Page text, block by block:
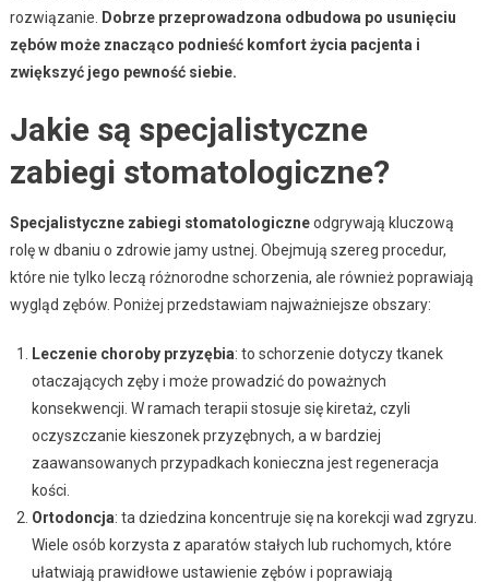
rozwiązanie.
Dobrze przeprowadzona odbudowa po usunięciu
zębów może znacząco podnieść komfort życia pacjenta i
zwiększyć jego pewność siebie.
Jakie są specjalistyczne
zabiegi stomatologiczne?
Specjalistyczne zabiegi stomatologiczneodgrywają kluczową
rolę w dbaniu o zdrowie jamy ustnej. Obejmują szereg procedur,
które nie tylko leczą różnorodne schorzenia, ale również poprawiają
wygląd zębów. Poniżej przedstawiam najważniejsze obszary:
Leczenie choroby przyzębia: to schorzenie dotyczy tkanek
otaczających zęby i może prowadzić do poważnych
konsekwencji. W ramach terapii stosuje się kiretaż, czyli
oczyszczanie kieszonek przyzębnych, a w bardziej
zaawansowanych przypadkach konieczna jest regeneracja
kości.
Ortodoncja: ta dziedzina koncentruje się na korekcji wad zgryzu.
Wiele osób korzysta z aparatów stałych lub ruchomych, które
ułatwiają prawidłowe ustawienie zębów i poprawiają